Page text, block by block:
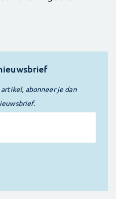
abonneer je dan